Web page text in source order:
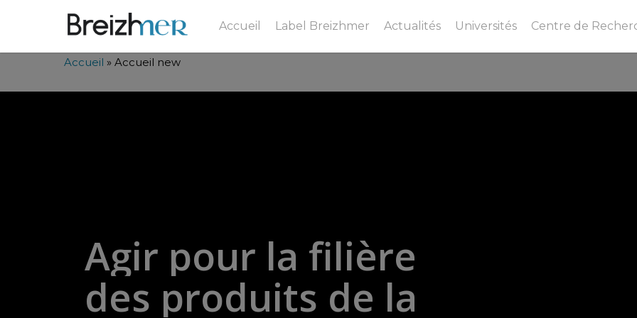
Accueil Label Breizhmer Actualités Universités Centre de
Accueil » Accueil new
Agir pour la filière
des produits de la